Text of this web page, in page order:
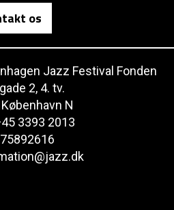
os
Jazz Festival Fonden
2, 4. tv.
N
3393 2013